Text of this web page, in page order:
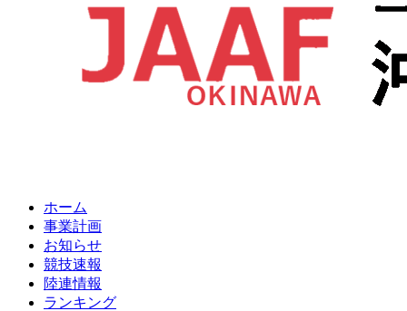
ホーム
事業計画
お知らせ
競技速報
陸連情報
ランキング